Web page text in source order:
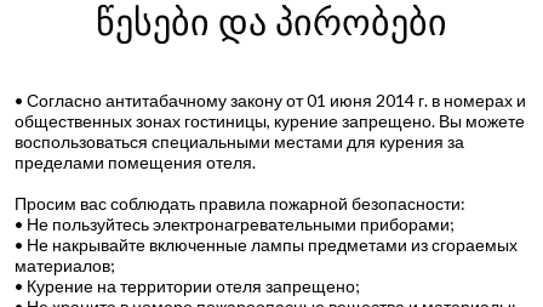
წესები და პირობები
• Согласно антитабачному закону от 01 июня 2014 г. в номерах и
общественных зонах гостиницы, курение запрещено. Вы можете
воспользоваться специальными местами для курения за
пределами помещения отеля.
Просим вас соблюдать правила пожарной безопасности:
• Не пользуйтесь электронагревательными приборами;
• Не накрывайте включенные лампы предметами из сгораемых
материалов;
• Курение на территории отеля запрещено;